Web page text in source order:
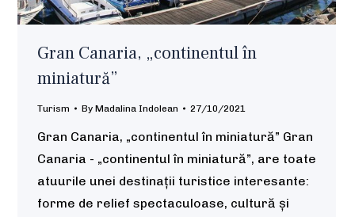
Gran Canaria, „continentul în
miniatură”
Turism ByMadalina Indolean 27/10/2021
Gran Canaria, „continentul în miniatură” Gran
Canaria - „continentul în miniatură”, are toate
atuurile unei destinații turistice interesante:
forme de relief spectaculoase, cultură și